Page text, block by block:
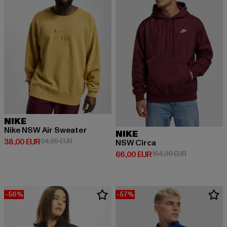
NIKE
Nike NSW Air Sweater
38,00 EUR
Derzeitiger Preis: 38,00 EUR
94,99 EURAktionspreis: 94,99 EUR
NIKE
NSW Circa
66,00 EUR
Derzeitiger Preis: 66,00 EUR
164,99 EURAktionspreis:
-56% -57%